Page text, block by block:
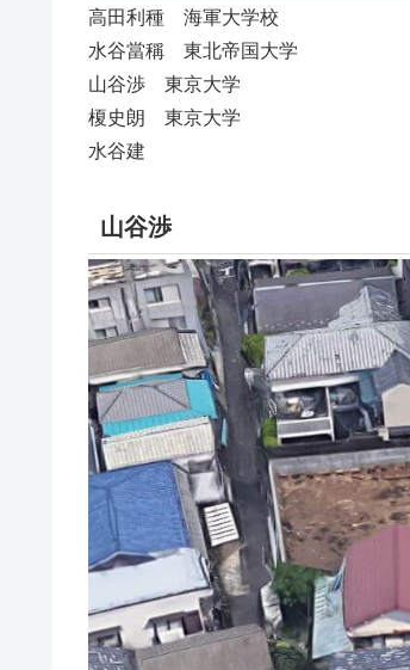
高田利種 海軍大学校
水谷當稱 東北帝国大学
山谷渉 東京大学
榎史朗 東京大学
水谷建
山谷渉